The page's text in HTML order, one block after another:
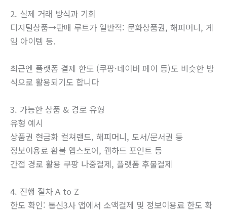
2. 실제 거래 방식과 기회
디지털상품→판매 루트가 일반적: 문화상품권, 해피머니, 게
임 아이템 등.
최근엔 플랫폼 결제 한도 (쿠팡·네이버 페이 등)도 비슷한 방
식으로 활용되기도 합니다
3. 가능한 상품 & 경로 유형
유형 예시
상품권 현금화 컬쳐랜드, 해피머니, 도서/문서권 등
정보이용료 환불 앱스토어, 웹하드 포인트 등
간접 경로 활용 쿠팡 나중결제, 플랫폼 후불결제
4. 진행 절차 A to Z
한도 확인: 통신3사 앱에서 소액결제 및 정보이용료 한도 확